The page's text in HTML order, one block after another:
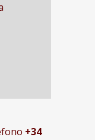
+34